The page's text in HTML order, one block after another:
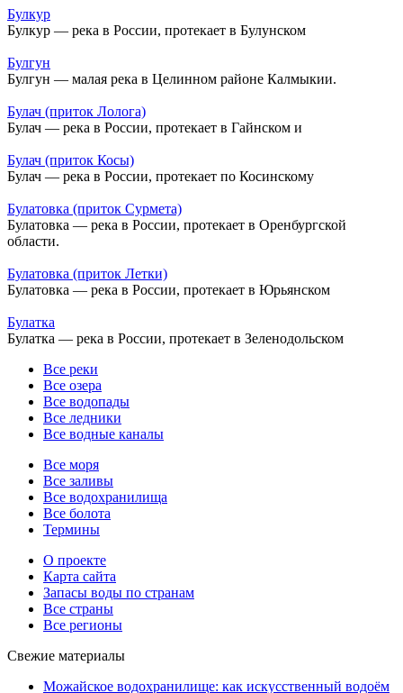
Булкур
Булкур — река в России, протекает в Булунском
Булгун
Булгун — малая река в Целинном районе Калмыкии.
Булач (приток Лолога)
Булач — река в России, протекает в Гайнском и
Булач (приток Косы)
Булач — река в России, протекает по Косинскому
Булатовка (приток Сурмета)
Булатовка — река в России, протекает в Оренбургской
области.
Булатовка (приток Летки)
Булатовка — река в России, протекает в Юрьянском
Булатка
Булатка — река в России, протекает в Зеленодольском
Все реки
Все озера
Все водопады
Все ледники
Все водные каналы
Все моря
Все заливы
Все водохранилища
Все болота
Термины
О проекте
Карта сайта
Запасы воды по странам
Все страны
Все регионы
Свежие материалы
Можайское водохранилище: как искусственный водоём